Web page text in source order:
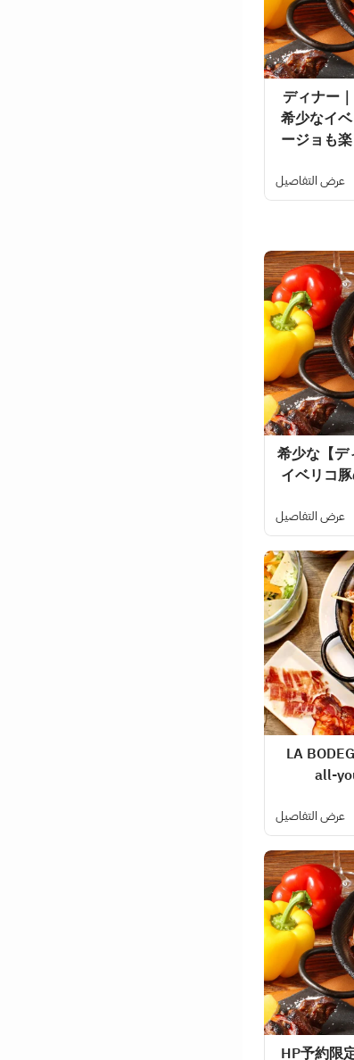
【ディナ
飲み放題】希
ージョも
عرض التفاصيل
【ディナー｜エスペシャルコース(8品)】希少な
イベリコ
عرض التفاصيل
[Dinner] LA
all-
عرض التفاصيل
HP予約限